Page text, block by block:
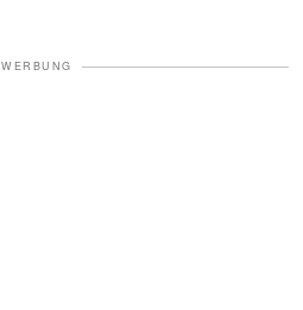
WERBUNG